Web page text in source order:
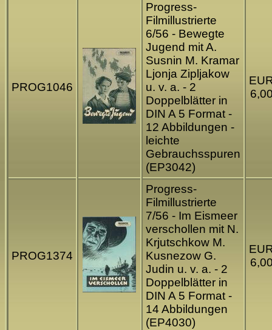
PROG1046
Progress-
Filmillustrierte
6/56 - Bewegte
Jugend mit A.
Susnin M. Kramar
Ljonja Zipljakow
u. v. a. - 2
Doppelblätter in
DIN A 5 Format -
12 Abbildungen -
leichte
Gebrauchsspuren
(EP3042)
PROG1374
Progress-
Filmillustrierte
7/56 - Im Eismeer
verschollen mit N.
Krjutschkow M.
Kusnezow G.
Judin u. v. a. - 2
Doppelblätter in
DIN A 5 Format -
14 Abbildungen
(EP4030)